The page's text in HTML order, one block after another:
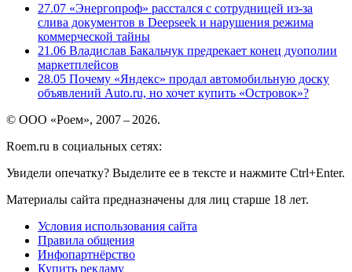
27.07 «Энергопроф» расстался с сотрудницей из-за
слива документов в Deepseek и нарушения режима
коммерческой тайны
21.06 Владислав Бакальчук предрекает конец дуополии
маркетплейсов
28.05 Почему «Яндекс» продал автомобильную доску
объявлений Auto.ru, но хочет купить «Островок»?
© ООО «Роем», 2007 – 2026.
Roem.ru в социальных сетях:
Увидели опечатку? Выделите ее в тексте и нажмите Ctrl+Enter.
Материалы сайта предназначены для лиц старше 18 лет.
Условия использования сайта
Правила общения
Инфопартнёрство
Купить рекламу